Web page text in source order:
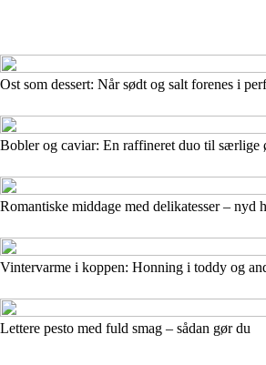
Ost som dessert: Når sødt og salt forenes i
Bobler og caviar: En raffineret duo til særlige
Romantiske middage med delikatesser – nyd
Vintervarme i koppen: Honning i toddy og
Lettere pesto med fuld smag – sådan gør du